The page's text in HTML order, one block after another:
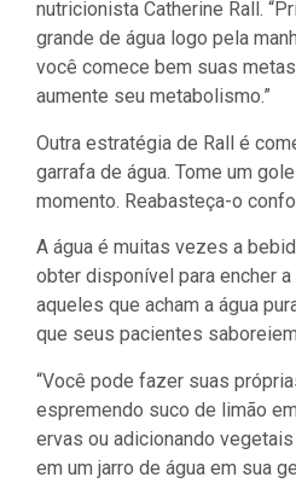
nutricionista Catherine Rall.
grande de água logo pela
você comece bem suas
aumente seu metabolismo.”
Outra estratégia de Rall é
garrafa de água. Tome um
momento. Reabasteça-o
A água é muitas vezes a
obter disponível para encher a
aqueles que acham a água
que seus pacientes
“Você pode fazer suas
espremendo suco de limão
ervas ou adicionando
em um jarro de água em sua